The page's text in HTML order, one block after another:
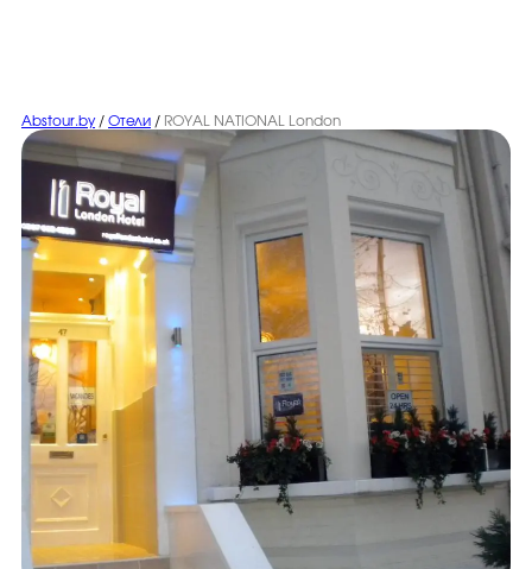
Abstour.by / Отели / ROYAL NATIONAL London